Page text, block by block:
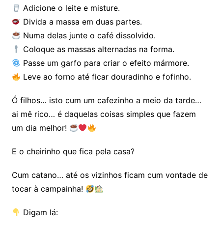
Adicione o leite e misture.
Divida a massa em duas partes.
Numa delas junte o café dissolvido.
Coloque as massas alternadas na forma.
Passe um garfo para criar o efeito mármore.
Leve ao forno até ficar douradinho e fofinho.
Ó filhos… isto cum um cafezinho a meio da tarde…
ai mê rico… é daquelas coisas simples que fazem
um dia melhor!
E o cheirinho que fica pela casa?
Cum catano… até os vizinhos ficam cum vontade de
tocar à campainha!
Digam lá: